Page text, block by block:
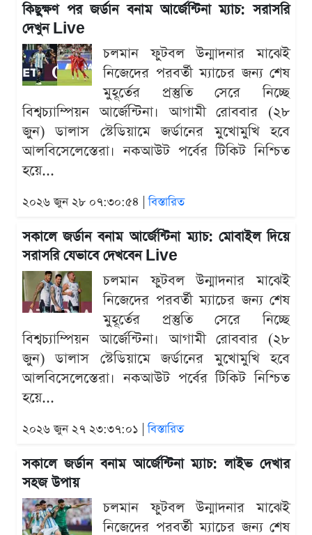
কিছুক্ষণ পর জর্ডান বনাম আর্জেন্টিনা ম্যাচ: সরাসরি
দেখুন Live
চলমান ফুটবল উন্মাদনার মাঝেই
নিজেদের পরবর্তী ম্যাচের জন্য শেষ
মুহূর্তের প্রস্তুতি সেরে নিচ্ছে
বিশ্বচ্যাম্পিয়ন আর্জেন্টিনা। আগামী রোববার (২৮
জুন) ডালাস স্টেডিয়ামে জর্ডানের মুখোমুখি হবে
আলবিসেলেস্তেরা। নকআউট পর্বের টিকিট নিশ্চিত
হয়ে...
২০২৬ জুন ২৮ ০৭:৩০:৫৪ |বিস্তারিত
সকালে জর্ডান বনাম আর্জেন্টিনা ম্যাচ: মোবাইল দিয়ে
সরাসরি যেভাবে দেখবেন Live
চলমান ফুটবল উন্মাদনার মাঝেই
নিজেদের পরবর্তী ম্যাচের জন্য শেষ
মুহূর্তের প্রস্তুতি সেরে নিচ্ছে
বিশ্বচ্যাম্পিয়ন আর্জেন্টিনা। আগামী রোববার (২৮
জুন) ডালাস স্টেডিয়ামে জর্ডানের মুখোমুখি হবে
আলবিসেলেস্তেরা। নকআউট পর্বের টিকিট নিশ্চিত
হয়ে...
২০২৬ জুন ২৭ ২৩:৩৭:০১ |বিস্তারিত
সকালে জর্ডান বনাম আর্জেন্টিনা ম্যাচ: লাইভ দেখার
সহজ উপায়
চলমান ফুটবল উন্মাদনার মাঝেই
নিজেদের পরবর্তী ম্যাচের জন্য শেষ